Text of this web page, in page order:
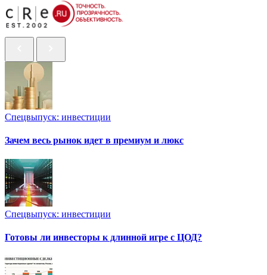
Спецвыпуск: инвестиции
Зачем весь рынок идет в премиум и люкс
Спецвыпуск: инвестиции
Готовы ли инвесторы к длинной игре с ЦОД?